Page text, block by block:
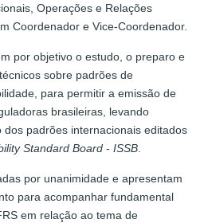
Operações e Relações
Coordenador e Vice-Coordenador.
por objetivo o estudo, o preparo e
sobre padrões de
para permitir a emissão de
brasileiras, levando
padrões internacionais editados
Standard Board - ISSB
por unanimidade e apresentam
para acompanhar fundamental
em relação ao tema de